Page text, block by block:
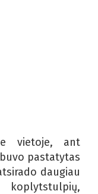
vietoje, ant
pastatytas
daugiau